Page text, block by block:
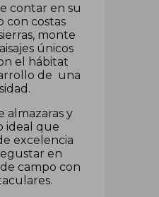
contar en su
con costas
monte
únicos
el hábitat
de una
almazaras y
ideal que
excelencia
en
campo con